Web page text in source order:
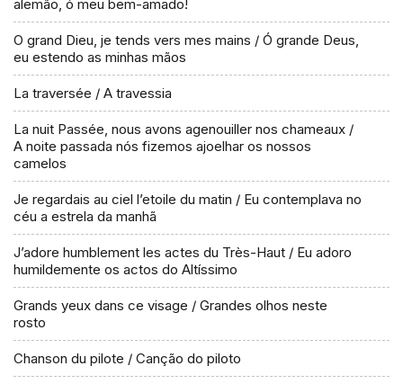
alemão, ó meu bem-amado!
O grand Dieu, je tends vers mes mains / Ó grande Deus,
eu estendo as minhas mãos
La traversée / A travessia
La nuit Passée, nous avons agenouiller nos chameaux /
A noite passada nós fizemos ajoelhar os nossos
camelos
Je regardais au ciel l’etoile du matin / Eu contemplava no
céu a estrela da manhã
J’adore humblement les actes du Très-Haut / Eu adoro
humildemente os actos do Altíssimo
Grands yeux dans ce visage / Grandes olhos neste
rosto
Chanson du pilote / Canção do piloto